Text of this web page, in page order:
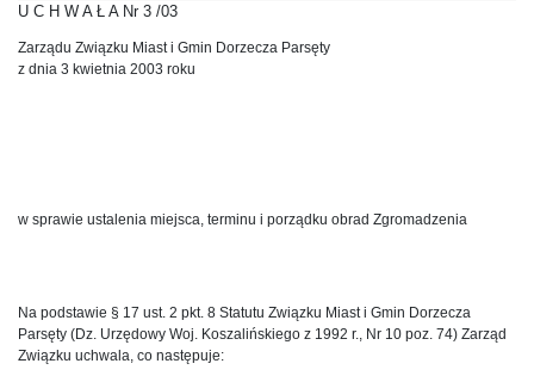
U C H W A Ł A Nr 3 /03
Zarządu Związku Miast i Gmin Dorzecza Parsęty
z dnia 3 kwietnia 2003 roku
w sprawie ustalenia miejsca, terminu i porządku obrad Zgromadzenia
Na podstawie § 17 ust. 2 pkt. 8 Statutu Związku Miast i Gmin Dorzecza
Parsęty (Dz. Urzędowy Woj. Koszalińskiego z 1992 r., Nr 10 poz. 74) Zarząd
Związku uchwala, co następuje: